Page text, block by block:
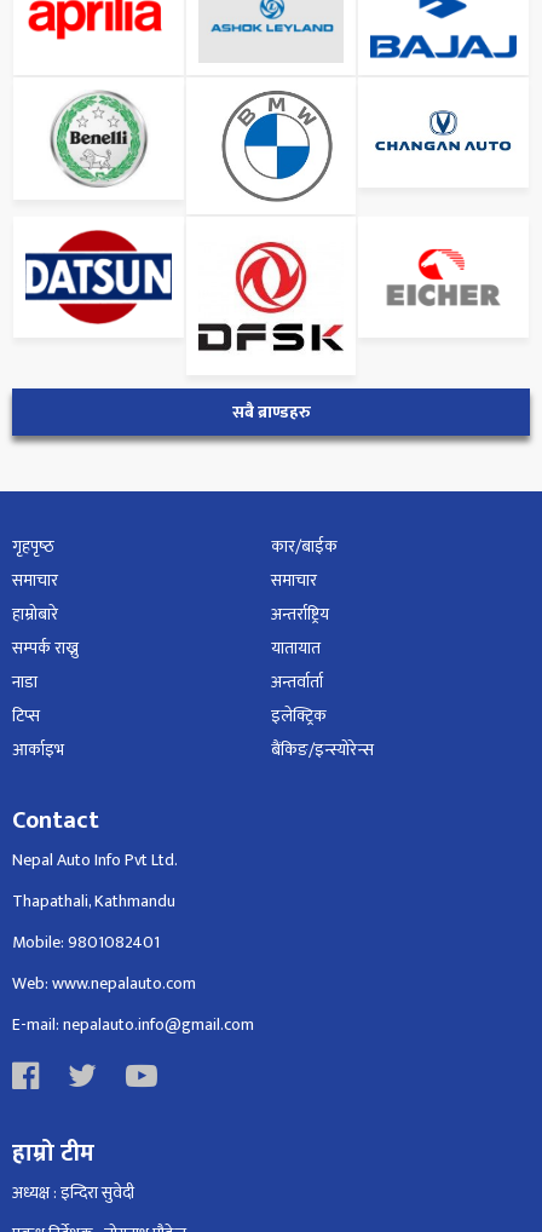
सबै ब्राण्डहरु
गृहपृष्‍ठ
समाचार
हाम्रोबारे
सम्पर्क राख्नु
नाडा
टिप्स
आर्काइभ
कार/बाईक
समाचार
अन्तर्राष्ट्रिय
यातायात
अन्तर्वार्ता
इलेक्ट्रिक
बैंकिङ/इन्स्योरेन्स
Contact
Nepal Auto Info Pvt Ltd.
Thapathali, Kathmandu
Mobile: 9801082401
Web: www.nepalauto.com
E-mail: nepalauto.info@gmail.com
हाम्रो टीम
अध्यक्ष : इन्दिरा सुवेदी